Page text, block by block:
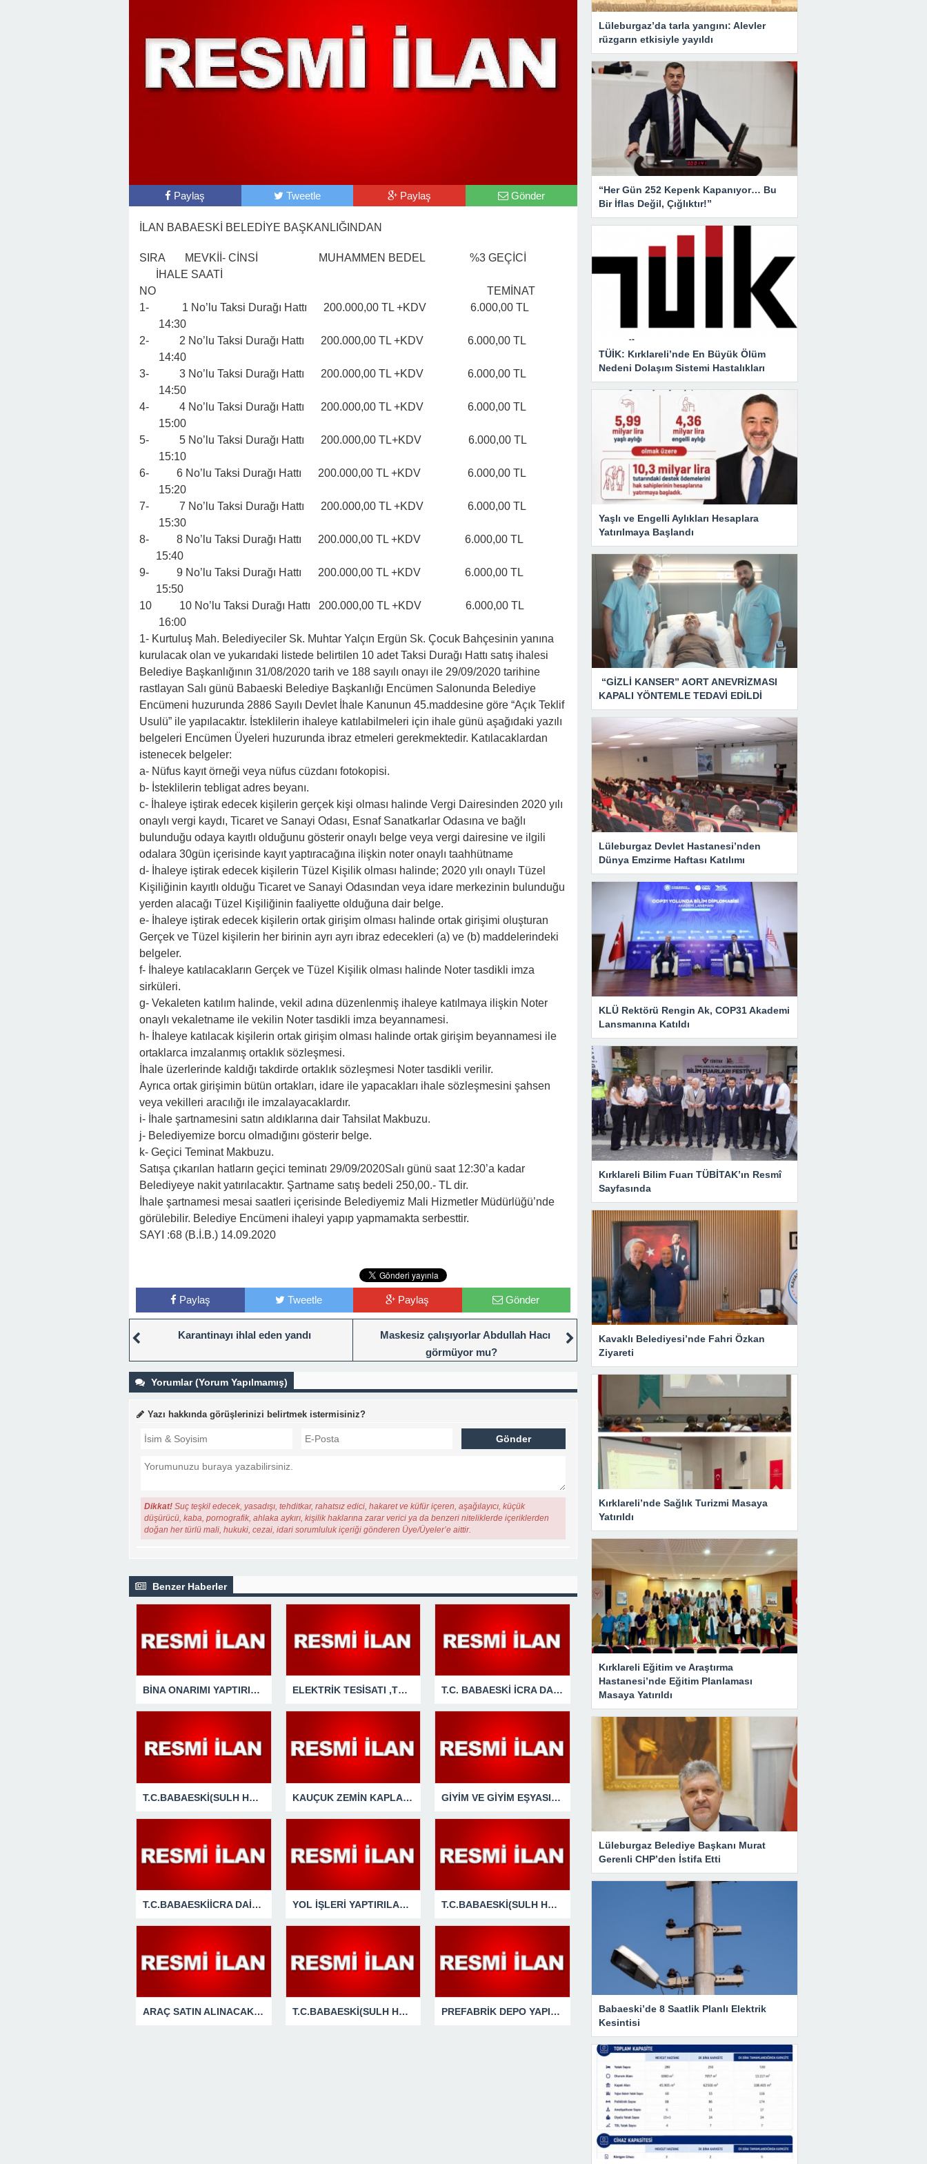
Paylaş Tweetle Paylaş Gönder
İLAN BABAESKİ BELEDİYE BAŞKANLIĞINDAN
SIRA MEVKİİ- CİNSİ MUHAMMEN BEDEL %3 GEÇİCİ
İHALE SAATİ
NO TEMİNAT
1- 1 No’lu Taksi Durağı Hattı 200.000,00 TL +KDV 6.000,00 TL
14:30
2- 2 No’lu Taksi Durağı Hattı 200.000,00 TL +KDV 6.000,00 TL
14:40
3- 3 No’lu Taksi Durağı Hattı 200.000,00 TL +KDV 6.000,00 TL
14:50
4- 4 No’lu Taksi Durağı Hattı 200.000,00 TL +KDV 6.000,00 TL
15:00
5- 5 No’lu Taksi Durağı Hattı 200.000,00 TL+KDV 6.000,00 TL
15:10
6- 6 No’lu Taksi Durağı Hattı 200.000,00 TL +KDV 6.000,00 TL
15:20
7- 7 No’lu Taksi Durağı Hattı 200.000,00 TL +KDV 6.000,00 TL
15:30
8- 8 No’lu Taksi Durağı Hattı 200.000,00 TL +KDV 6.000,00 TL
15:40
9- 9 No’lu Taksi Durağı Hattı 200.000,00 TL +KDV 6.000,00 TL
15:50
10 10 No’lu Taksi Durağı Hattı 200.000,00 TL +KDV 6.000,00 TL
16:00
1- Kurtuluş Mah. Belediyeciler Sk. Muhtar Yalçın Ergün Sk. Çocuk Bahçesinin yanına
kurulacak olan ve yukarıdaki listede belirtilen 10 adet Taksi Durağı Hattı satış ihalesi
Belediye Başkanlığının 31/08/2020 tarih ve 188 sayılı onayı ile 29/09/2020 tarihine
rastlayan Salı günü Babaeski Belediye Başkanlığı Encümen Salonunda Belediye
Encümeni huzurunda 2886 Sayılı Devlet İhale Kanunun 45.maddesine göre “Açık Teklif
Usulü” ile yapılacaktır. İsteklilerin ihaleye katılabilmeleri için ihale günü aşağıdaki yazılı
belgeleri Encümen Üyeleri huzurunda ibraz etmeleri gerekmektedir. Katılacaklardan
istenecek belgeler:
a- Nüfus kayıt örneği veya nüfus cüzdanı fotokopisi.
b- İsteklilerin tebligat adres beyanı.
c- İhaleye iştirak edecek kişilerin gerçek kişi olması halinde Vergi Dairesinden 2020 yılı
onaylı vergi kaydı, Ticaret ve Sanayi Odası, Esnaf Sanatkarlar Odasına ve bağlı
bulunduğu odaya kayıtlı olduğunu gösterir onaylı belge veya vergi dairesine ve ilgili
odalara 30gün içerisinde kayıt yaptıracağına ilişkin noter onaylı taahhütname
d- İhaleye iştirak edecek kişilerin Tüzel Kişilik olması halinde; 2020 yılı onaylı Tüzel
Kişiliğinin kayıtlı olduğu Ticaret ve Sanayi Odasından veya idare merkezinin bulunduğu
yerden alacağı Tüzel Kişiliğinin faaliyette olduğuna dair belge.
e- İhaleye iştirak edecek kişilerin ortak girişim olması halinde ortak girişimi oluşturan
Gerçek ve Tüzel kişilerin her birinin ayrı ayrı ibraz edecekleri (a) ve (b) maddelerindeki
belgeler.
f- İhaleye katılacakların Gerçek ve Tüzel Kişilik olması halinde Noter tasdikli imza
sirküleri.
g- Vekaleten katılım halinde, vekil adına düzenlenmiş ihaleye katılmaya ilişkin Noter
onaylı vekaletname ile vekilin Noter tasdikli imza beyannamesi.
h- İhaleye katılacak kişilerin ortak girişim olması halinde ortak girişim beyannamesi ile
ortaklarca imzalanmış ortaklık sözleşmesi.
İhale üzerlerinde kaldığı takdirde ortaklık sözleşmesi Noter tasdikli verilir.
Ayrıca ortak girişimin bütün ortakları, idare ile yapacakları ihale sözleşmesini şahsen
veya vekilleri aracılığı ile imzalayacaklardır.
i- İhale şartnamesini satın aldıklarına dair Tahsilat Makbuzu.
j- Belediyemize borcu olmadığını gösterir belge.
k- Geçici Teminat Makbuzu.
Satışa çıkarılan hatların geçici teminatı 29/09/2020Salı günü saat 12:30’a kadar
Belediyeye nakit yatırılacaktır. Şartname satış bedeli 250,00.- TL dir.
İhale şartnamesi mesai saatleri içerisinde Belediyemiz Mali Hizmetler Müdürlüğü’nde
görülebilir. Belediye Encümeni ihaleyi yapıp yapmamakta serbesttir.
SAYI :68 (B.İ.B.) 14.09.2020
Paylaş Tweetle Paylaş Gönder
Karantinayı ihlal eden yandı
Maskesiz çalışıyorlar Abdullah Hacı
görmüyor mu?
Yorumlar (Yorum Yapılmamış)
Yazı hakkında görüşlerinizi belirtmek istermisiniz?
Dikkat! Suç teşkil edecek, yasadışı, tehditkar, rahatsız edici, hakaret ve küfür içeren, aşağılayıcı, küçük
düşürücü, kaba, pornografik, ahlaka aykırı, kişilik haklarına zarar verici ya da benzeri niteliklerde içeriklerden
doğan her türlü mali, hukuki, cezai, idari sorumluluk içeriği gönderen Üye/Üyeler’e aittir.
Benzer Haberler
BİNA ONARIMI YAPTIRILACAKTIR ELEKTRİK TESİSATI ,TUVALET TADİLATI VE İÇ CEPHE BAKIM ONARIMI İŞLERİ YAPTIRILACAKTIR T.C. BABAESKİ İCRA DAİRESİ
T.C.BABAESKİ(SULH HUKUK MAH.) SATIŞ MEMURLUĞU KAUÇUK ZEMİN KAPLAMA MALZEMESİ SATIN ALINACAKTIR GİYİM VE GİYİM EŞYASI SATIN ALINACAKTIR
T.C.BABAESKİİCRA DAİRESİ2024/128 TLMT.TAŞINMAZIN GAZETE VEYA İNTERNET HABER SİTESİ İLANI YOL İŞLERİ YAPTIRILACAKTIR T.C.BABAESKİ(SULH HUKUK MAH.) SATIŞ MEMURLUĞU2025/77 SATIŞTAŞINMAZIN GAZETE VEYA İNTERNET HABER SİTESİ İLANI
ARAÇ SATIN ALINACAKTIR T.C.BABAESKİ(SULH HUKUK MAH.) SATIŞ MEMURLUĞU2025/3 SATIŞTAŞINMAZIN GAZETE VEYA İNTERNET HABER SİTESİ İLANI PREFABRİK DEPO YAPIMI VE TADİLAT İŞİ
Lüleburgaz’da tarla yangını: Alevler
rüzgarın etkisiyle yayıldı
“Her Gün 252 Kepenk Kapanıyor… Bu
Bir İflas Değil, Çığlıktır!”
TÜİK: Kırklareli’nde En Büyük Ölüm
Nedeni Dolaşım Sistemi Hastalıkları
Yaşlı ve Engelli Aylıkları Hesaplara
Yatırılmaya Başlandı
“GİZLİ KANSER” AORT ANEVRİZMASI
KAPALI YÖNTEMLE TEDAVİ EDİLDİ
Lüleburgaz Devlet Hastanesi’nden
Dünya Emzirme Haftası Katılımı
KLÜ Rektörü Rengin Ak, COP31 Akademi
Lansmanına Katıldı
Kırklareli Bilim Fuarı TÜBİTAK’ın Resmî
Sayfasında
Kavaklı Belediyesi’nde Fahri Özkan
Ziyareti
Kırklareli’nde Sağlık Turizmi Masaya
Yatırıldı
Kırklareli Eğitim ve Araştırma
Hastanesi’nde Eğitim Planlaması
Masaya Yatırıldı
Lüleburgaz Belediye Başkanı Murat
Gerenli CHP’den İstifa Etti
Babaeski’de 8 Saatlik Planlı Elektrik
Kesintisi